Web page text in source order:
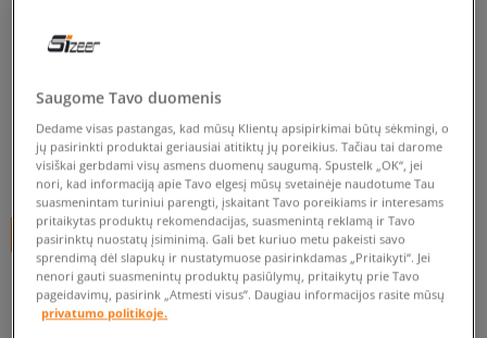
NEW BALANCE ML597GSB
vyrams, new balance
0.0(0)
39,99€
+ 40 tšk.SizeerClub
Prekė neprieinama
Saugome Tavo duomenis
Dedame visas pastangas, kad mūsų Klientų apsipirkimai būtų sėkmingi, o
jų pasirinkti produktai geriausiai atitiktų jų poreikius. Tačiau tai darome
visiškai gerbdami visų asmens duomenų saugumą. Spustelk „OK“, jei
nori, kad informaciją apie Tavo elgesį mūsų svetainėje naudotume Tau
suasmenintam turiniui parengti, įskaitant Tavo poreikiams ir interesams
pritaikytas produktų rekomendacijas, suasmenintą reklamą ir Tavo
pasirinktų nuostatų įsiminimą. Gali bet kuriuo metu pakeisti savo
sprendimą dėl slapukų ir nustatymuose pasirinkdamas „Pritaikyti“. Jei
nenori gauti suasmenintų produktų pasiūlymų, pritaikytų prie Tavo
pageidavimų, pasirink „Atmesti visus”. Daugiau informacijos rasite mūsų
privatumo politikoje.